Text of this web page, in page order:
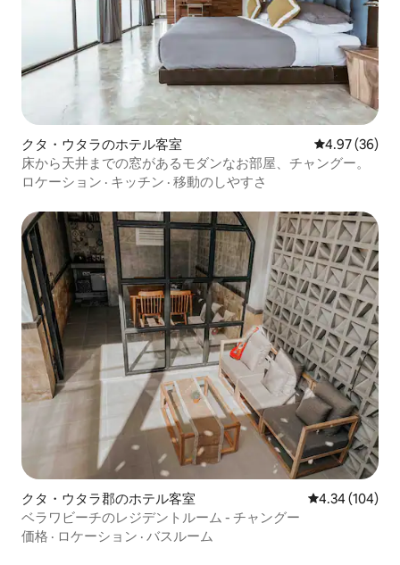
クタ・ウタラのホテル客室 レビュー36
4.97 (36)
床から天井までの窓があるモダンなお部屋、チャングー。
ロケーション · キッチン · 移動のしやすさ
クタ・ウタラ郡のホテル客室 レビュー104
4.34 (104)
ベラワビーチのレジデントルーム - チャングー
価格 · ロケーション · バスルーム